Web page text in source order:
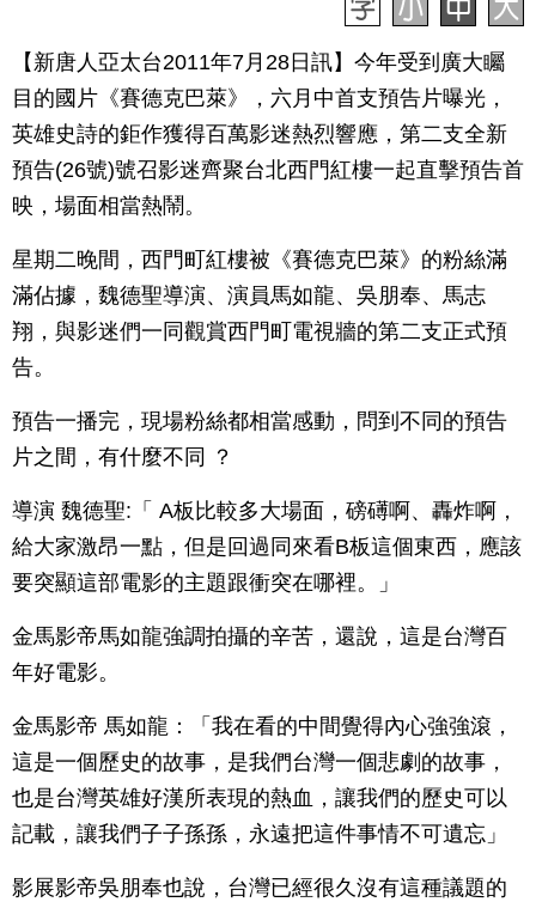
【新唐人亞太台2011年7月28日訊】今年受到廣大矚
目的國片《賽德克巴萊》，六月中首支預告片曝光，
英雄史詩的鉅作獲得百萬影迷熱烈響應，第二支全新
預告(26號)號召影迷齊聚台北西門紅樓一起直擊預告首
映，場面相當熱鬧。
星期二晚間，西門町紅樓被《賽德克巴萊》的粉絲滿
滿佔據，魏德聖導演、演員馬如龍、吳朋奉、馬志
翔，與影迷們一同觀賞西門町電視牆的第二支正式預
告。
預告一播完，現場粉絲都相當感動，問到不同的預告
片之間，有什麼不同 ？
導演 魏德聖:「 A板比較多大場面，磅礡啊、轟炸啊，
給大家激昂一點，但是回過同來看B板這個東西，應該
要突顯這部電影的主題跟衝突在哪裡。」
金馬影帝馬如龍強調拍攝的辛苦，還說，這是台灣百
年好電影。
金馬影帝 馬如龍：「我在看的中間覺得內心強強滾，
這是一個歷史的故事，是我們台灣一個悲劇的故事，
也是台灣英雄好漢所表現的熱血，讓我們的歷史可以
記載，讓我們子子孫孫，永遠把這件事情不可遺忘」
影展影帝吳朋奉也說，台灣已經很久沒有這種議題的